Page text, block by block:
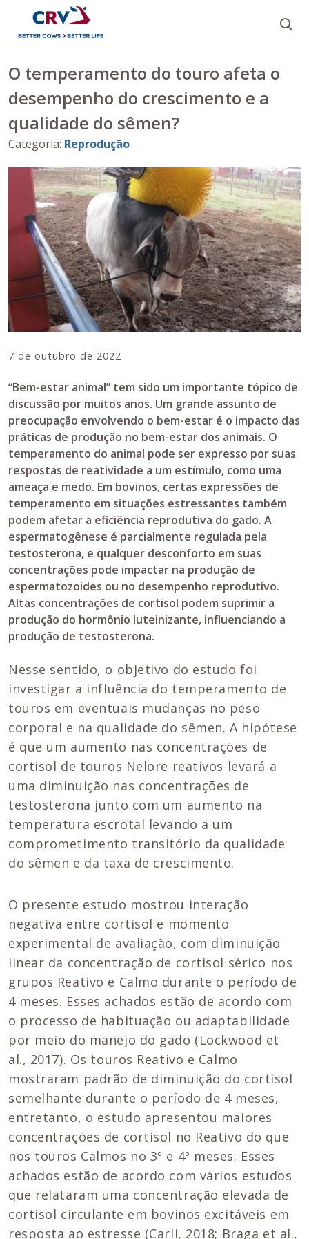
O temperamento do touro afeta o
desempenho do crescimento e a
qualidade do sêmen?
Categoria: Reprodução
7 de outubro de 2022
“Bem-estar animal” tem sido um importante tópico de
discussão por muitos anos. Um grande assunto de
preocupação envolvendo o bem-estar é o impacto das
práticas de produção no bem-estar dos animais. O
temperamento do animal pode ser expresso por suas
respostas de reatividade a um estímulo, como uma
ameaça e medo. Em bovinos, certas expressões de
temperamento em situações estressantes também
podem afetar a eficiência reprodutiva do gado. A
espermatogênese é parcialmente regulada pela
testosterona, e qualquer desconforto em suas
concentrações pode impactar na produção de
espermatozoides ou no desempenho reprodutivo.
Altas concentrações de cortisol podem suprimir a
produção do hormônio luteinizante, influenciando a
produção de testosterona.
Nesse sentido, o objetivo do estudo foi
investigar a influência do temperamento de
touros em eventuais mudanças no peso
corporal e na qualidade do sêmen. A hipótese
é que um aumento nas concentrações de
cortisol de touros Nelore reativos levará a
uma diminuição nas concentrações de
testosterona junto com um aumento na
temperatura escrotal levando a um
comprometimento transitório da qualidade
do sêmen e da taxa de crescimento.
O presente estudo mostrou interação
negativa entre cortisol e momento
experimental de avaliação, com diminuição
linear da concentração de cortisol sérico nos
grupos Reativo e Calmo durante o período de
4 meses. Esses achados estão de acordo com
o processo de habituação ou adaptabilidade
por meio do manejo do gado (Lockwood et
al., 2017). Os touros Reativo e Calmo
mostraram padrão de diminuição do cortisol
semelhante durante o período de 4 meses,
entretanto, o estudo apresentou maiores
concentrações de cortisol no Reativo do que
nos touros Calmos no 3º e 4º meses. Esses
achados estão de acordo com vários estudos
que relataram uma concentração elevada de
cortisol circulante em bovinos excitáveis em
resposta ao estresse (Carli, 2018; Braga et al.,